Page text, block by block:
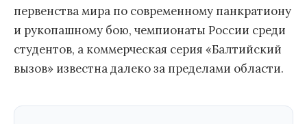
первенства мира по современному панкратиону
и рукопашному бою, чемпионаты России среди
студентов, а коммерческая серия «Балтийский
вызов» известна далеко за пределами области.